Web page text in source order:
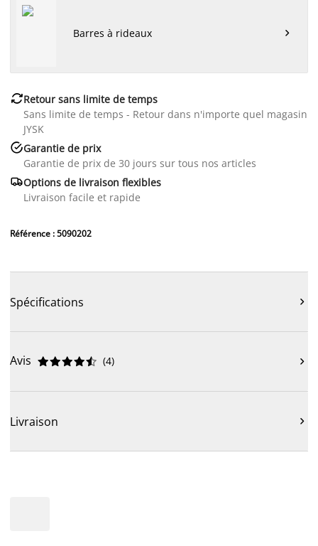
Barres à rideaux 
Retour sans limite de temps
Sans limite de temps - Retour dans n'importe quel magasin
JYSK
Garantie de prix
Garantie de prix de 30 jours sur tous nos articles
Options de livraison flexibles
Livraison facile et rapide
Référence : 5090202
Spécifications 
Avis 




 (4) 
Livraison 